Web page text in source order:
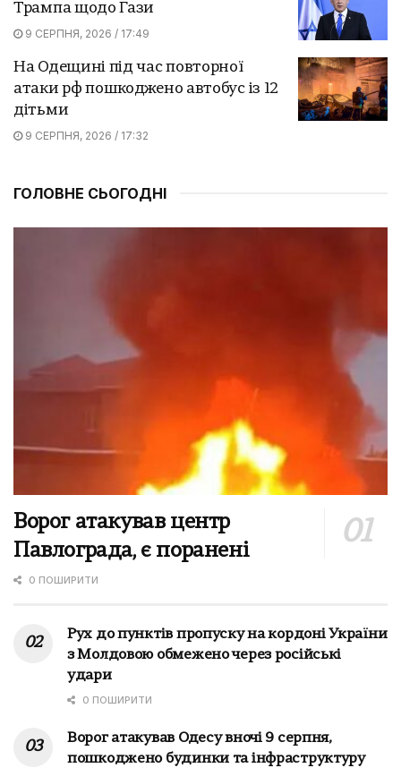
Трампа щодо Гази
9 СЕРПНЯ, 2026 / 17:49
На Одещині під час повторної
атаки рф пошкоджено автобус із 12
дітьми
9 СЕРПНЯ, 2026 / 17:32
ГОЛОВНЕ СЬОГОДНІ
Ворог атакував центр
Павлограда, є поранені
0 ПОШИРИТИ
Рух до пунктів пропуску на кордоні України
з Молдовою обмежено через російські
удари
0 ПОШИРИТИ
Ворог атакував Одесу вночі 9 серпня,
пошкоджено будинки та інфраструктуру